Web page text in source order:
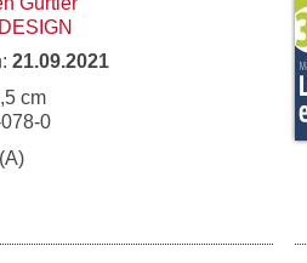
21.09.2021
cm
0